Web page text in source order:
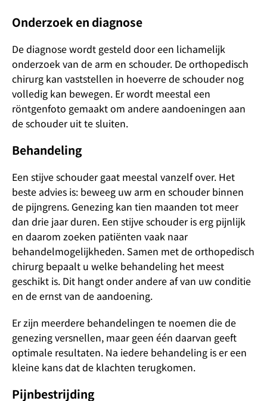
Onderzoek en diagnose
De diagnose wordt gesteld door een lichamelijk
onderzoek van de arm en schouder. De orthopedisch
chirurg kan vaststellen in hoeverre de schouder nog
volledig kan bewegen. Er wordt meestal een
röntgenfoto gemaakt om andere aandoeningen aan
de schouder uit te sluiten.
Behandeling
Een stijve schouder gaat meestal vanzelf over. Het
beste advies is: beweeg uw arm en schouder binnen
de pijngrens. Genezing kan tien maanden tot meer
dan drie jaar duren. Een stijve schouder is erg pijnlijk
en daarom zoeken patiënten vaak naar
behandelmogelijkheden. Samen met de orthopedisch
chirurg bepaalt u welke behandeling het meest
geschikt is. Dit hangt onder andere af van uw conditie
en de ernst van de aandoening.
Er zijn meerdere behandelingen te noemen die de
genezing versnellen, maar geen één daarvan geeft
optimale resultaten. Na iedere behandeling is er een
kleine kans dat de klachten terugkomen.
Pijnbestrijding